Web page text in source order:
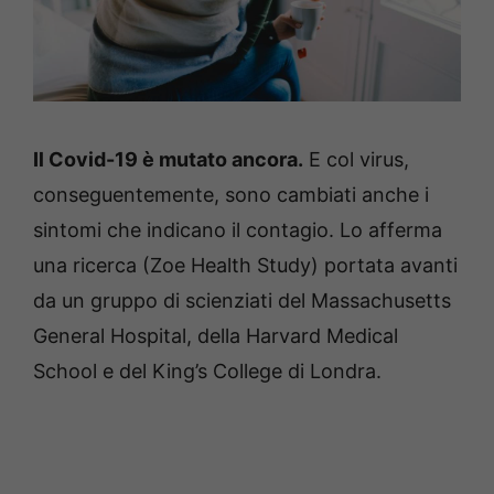
Il Covid-19 è mutato ancora. E col virus,
conseguentemente, sono cambiati anche i
sintomi che indicano il contagio. Lo afferma
una ricerca (Zoe Health Study) portata avanti
da un gruppo di scienziati del Massachusetts
General Hospital, della Harvard Medical
School e del King’s College di Londra.